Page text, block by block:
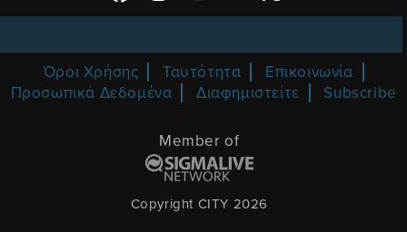
Όροι Χρήσης Ταυτότητα
Επικοινωνία
Προσωπικά Δεδομένα
Διαφημιστείτε Subscribe
Member of
Copyright CITY 2026